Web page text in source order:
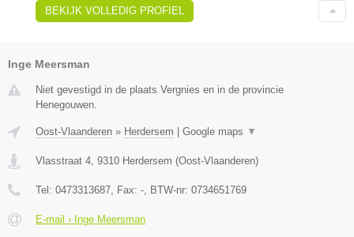
BEKIJK VOLLEDIG PROFIEL
Inge Meersman
Niet gevestigd in de plaats Vergnies en in de provincie
Henegouwen.
Oost-Vlaanderen » Herdersem Google maps ▼
Vlasstraat 4, 9310 Herdersem (Oost-Vlaanderen)
Tel: 0473313687, Fax: -, BTW-nr: 0734651769
E-mail › Inge Meersman